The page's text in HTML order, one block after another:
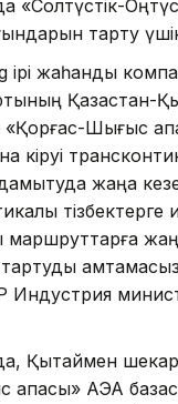
«Солтүстік-
тарту үшін
ірі жаһандық
Қазақстан-
Шығыс
кіруі
жаңа
тізбектерге
маршруттарға
Қытаймен
АЭА